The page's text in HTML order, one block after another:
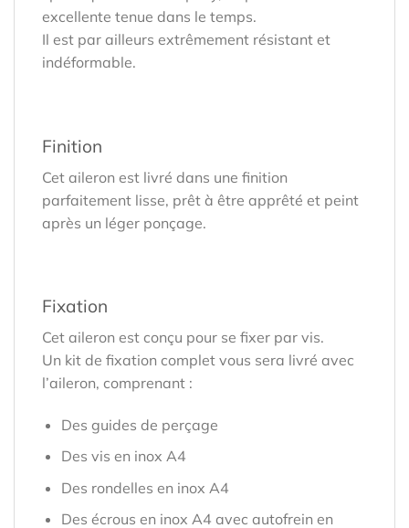
excellente tenue dans le temps.
Il est par ailleurs extrêmement résistant et
indéformable.
Finition
Cet aileron est livré dans une finition
parfaitement lisse, prêt à être apprêté et peint
après un léger ponçage.
Fixation
Cet aileron est conçu pour se fixer par vis.
Un kit de fixation complet vous sera livré avec
l’aileron, comprenant :
Des guides de perçage
Des vis en inox A4
Des rondelles en inox A4
Des écrous en inox A4 avec autofrein en